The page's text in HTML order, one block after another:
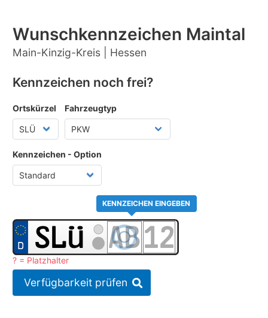
Wunschkennzeichen Maintal
Main-Kinzig-Kreis | Hessen
Kennzeichen noch frei?
Ortskürzel Fahrzeugtyp
Kennzeichen - Option
KENNZEICHEN EINGEBEN
? = Platzhalter
Verfügbarkeit prüfen